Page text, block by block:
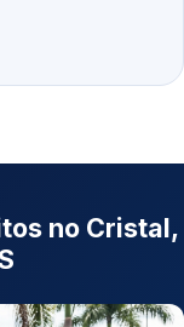
no Cristal,